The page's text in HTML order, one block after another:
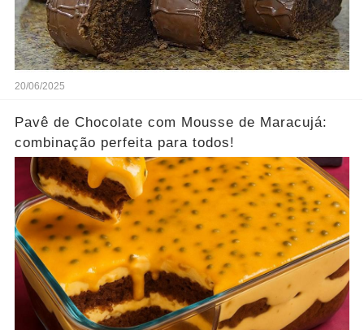
20/06/2025
Pavê de Chocolate com Mousse de Maracujá:
combinação perfeita para todos!